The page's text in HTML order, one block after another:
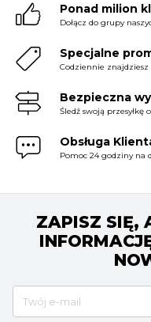
Ponad milion
Dołącz do grupy
Specjalne
Codziennie
Bezpieczna
Śledź swoją przesyłkę
Obsługa
Pomoc 24 godziny na
ZAPISZ SIĘ,